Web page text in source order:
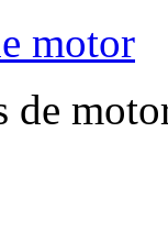
motor
de